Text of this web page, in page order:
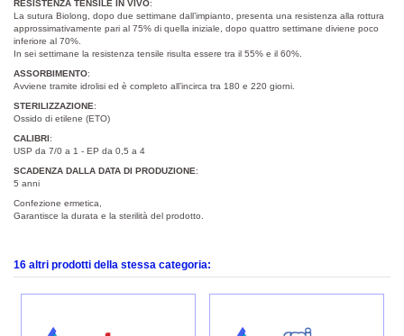
RESISTENZA TENSILE IN VIVO:
La sutura Biolong, dopo due settimane dall’impianto, presenta una resistenza alla rottura
approssimativamente pari al 75% di quella iniziale, dopo quattro settimane diviene poco
inferiore al 70%.
In sei settimane la resistenza tensile risulta essere tra il 55% e il 60%.
ASSORBIMENTO:
Avviene tramite idrolisi ed è completo all’incirca tra 180 e 220 giorni.
STERILIZZAZIONE:
Ossido di etilene (ETO)
CALIBRI:
USP da 7/0 a 1 - EP da 0,5 a 4
SCADENZA DALLA DATA DI PRODUZIONE:
5 anni
Confezione ermetica,
Garantisce la durata e la sterilità del prodotto.
16 altri prodotti della stessa categoria: